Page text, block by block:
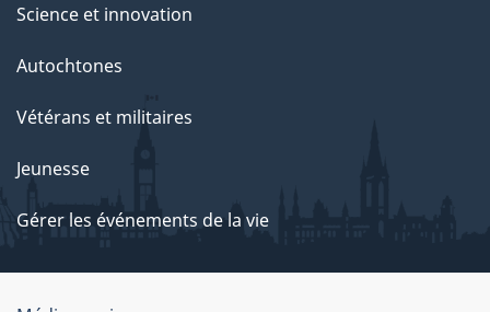
Science et innovation
Autochtones
Vétérans et militaires
Jeunesse
Gérer les événements de la vie